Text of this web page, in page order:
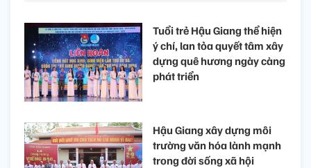
Tuổi trẻ Hậu Giang thể hiện
ý chí, lan tỏa quyết tâm xây
dựng quê hương ngày càng
phát triển
Hậu Giang xây dựng môi
trường văn hóa lành mạnh
trong đời sống xã hội